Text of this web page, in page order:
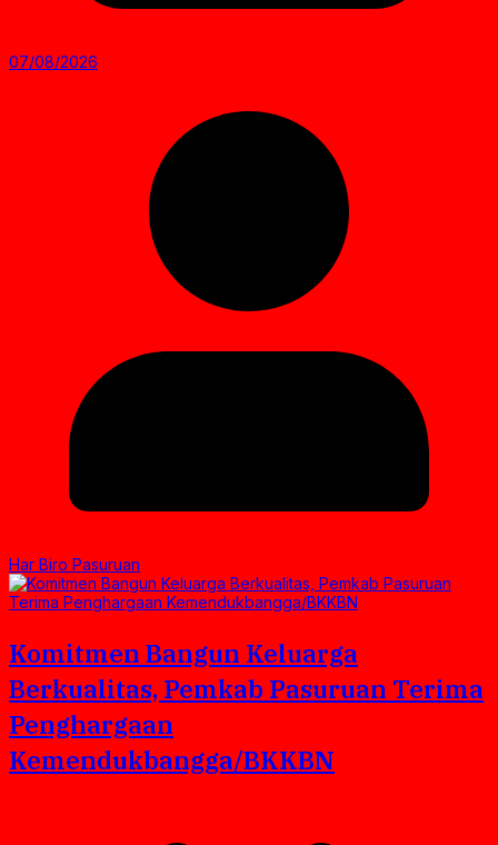
07/08/2026
Har Biro Pasuruan
Komitmen Bangun Keluarga
Berkualitas, Pemkab Pasuruan Terima
Penghargaan
Kemendukbangga/BKKBN